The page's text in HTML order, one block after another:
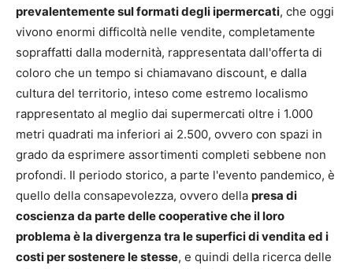
prevalentemente sul formati degli ipermercati, che oggi
vivono enormi difficoltà nelle vendite, completamente
sopraffatti dalla modernità, rappresentata dall'offerta di
coloro che un tempo si chiamavano discount, e dalla
cultura del territorio, inteso come estremo localismo
rappresentato al meglio dai supermercati oltre i 1.000
metri quadrati ma inferiori ai 2.500, ovvero con spazi in
grado da esprimere assortimenti completi sebbene non
profondi. Il periodo storico, a parte l'evento pandemico, è
quello della consapevolezza, ovvero della presa di
coscienza da parte delle cooperative che il loro
problema è la divergenza tra le superfici di vendita ed i
costi per sostenere le stesse, e quindi della ricerca delle